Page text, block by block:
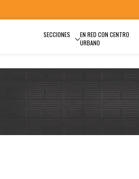
SECCIONES
EN RED CON CENTRO
URBANO